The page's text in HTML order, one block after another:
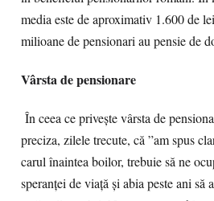
media este de aproximativ 1.600 de
milioane de pensionari au pensie de
Vârsta de pensionare
În ceea ce privește vârsta de
preciza, zilele trecute, că ”am spus
carul înaintea boilor, trebuie să ne
speranței de viață și abia peste ani să